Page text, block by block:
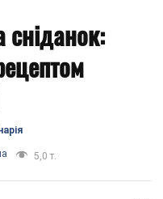
сніданок:
5,0 т.